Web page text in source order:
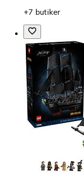
+7 butiker